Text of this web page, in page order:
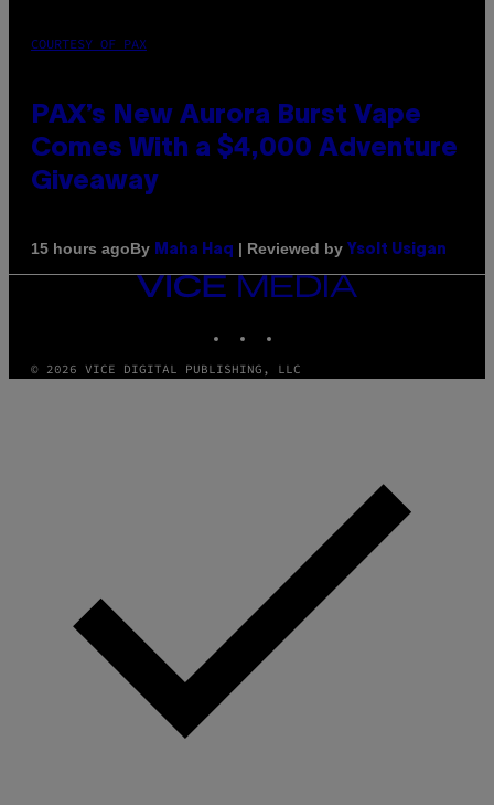
COURTESY OF PAX
PAX’s New Aurora Burst Vape
Comes With a $4,000 Adventure
Giveaway
15 hours agoBy Maha Haq | Reviewed by Ysolt Usigan
VICE
MEDIA
© 2026 VICE DIGITAL PUBLISHING, LLC